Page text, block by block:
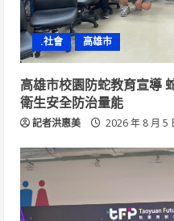
.社會 高雄市
高雄市校園防蛇教育宣導
衛生安全防治量能
記者洪惠美 2026 年 8 月 5